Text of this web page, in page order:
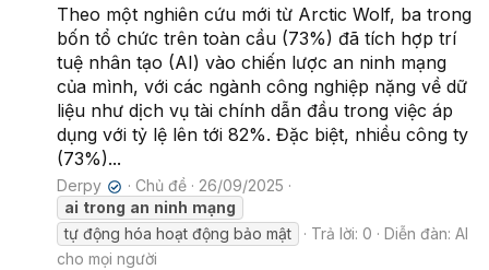
Theo một nghiên cứu mới từ Arctic Wolf, ba trong
bốn tổ chức trên toàn cầu (73%) đã tích hợp trí
tuệ nhân tạo (AI) vào chiến lược an ninh mạng
của mình, với các ngành công nghiệp nặng về dữ
liệu như dịch vụ tài chính dẫn đầu trong việc áp
dụng với tỷ lệ lên tới 82%. Đặc biệt, nhiều công ty
(73%)...
Derpy ✔ Chủ đề
26/09/2025
ai trong an ninh mạng
tự động hóa hoạt động bảo mật
Trả lời: 0 Diễn đàn: AI
cho mọi người